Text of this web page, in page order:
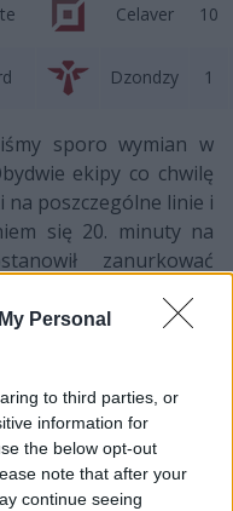
Personal
to third parties, or
information for
the below opt-out
note that after your
continue seeing
Celaver 10
Dzondzy 1
sporo wymian w
ekipy co chwilę
na poszczególne linie i
się 20. minuty na
zanurkować
Gaming przejęło
i od tamtej chwili
Ascent i z łatwością
Team Ascent
bazy i musiał uznać